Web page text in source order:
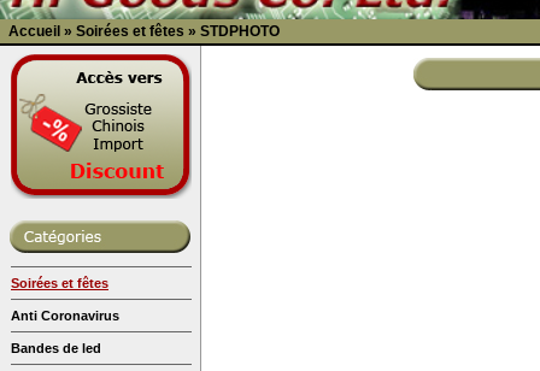
Accueil » Soirées et fêtes » STDPHOTO
Soirées et fêtes
Anti Coronavirus
Bandes de led